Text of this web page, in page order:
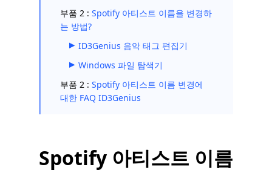
부품 2 : Spotify 아티스트 이름을 변경하
는 방법?
ID3Genius 음악 태그 편집기
Windows 파일 탐색기
부품 2 : Spotify 아티스트 이름 변경에
대한 FAQ ID3Genius
Spotify 아티스트 이름